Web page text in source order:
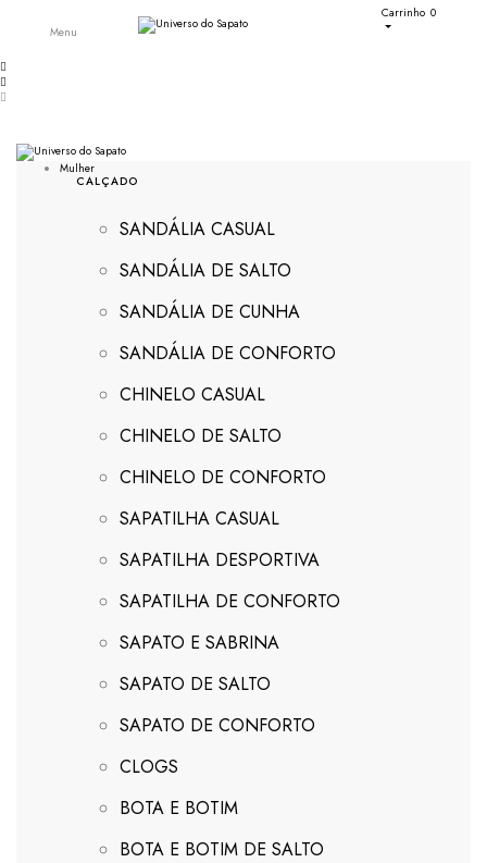
Menu
Carrinho 0
Mulher
CALÇADO
SANDÁLIA CASUAL
SANDÁLIA DE SALTO
SANDÁLIA DE CUNHA
SANDÁLIA DE CONFORTO
CHINELO CASUAL
CHINELO DE SALTO
CHINELO DE CONFORTO
SAPATILHA CASUAL
SAPATILHA DESPORTIVA
SAPATILHA DE CONFORTO
SAPATO E SABRINA
SAPATO DE SALTO
SAPATO DE CONFORTO
CLOGS
BOTA E BOTIM
BOTA E BOTIM DE SALTO